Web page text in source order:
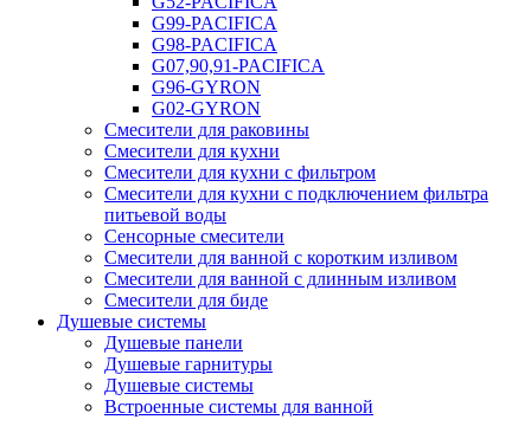
G99-PACIFICA
G98-PACIFICA
G07,90,91-PACIFICA
G96-GYRON
G02-GYRON
Смесители для раковины
Смесители для кухни
Смесители для кухни с фильтром
Смесители для кухни с подключением фильтра
питьевой воды
Сенсорные смесители
Смесители для ванной с коротким изливом
Смесители для ванной с длинным изливом
Смесители для биде
Душевые системы
Душевые панели
Душевые гарнитуры
Душевые системы
Встроенные системы для ванной